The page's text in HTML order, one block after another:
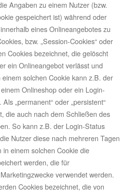
Angaben zu einem Nutzer (bzw.
gespeichert ist) während oder
eines Onlineangebotes zu
bzw. „Session-Cookies“ oder
Cookies bezeichnet, die gelöscht
ein Onlineangebot verlässt und
solchen Cookie kann z.B. der
Onlineshop oder ein Login-
„permanent“ oder „persistent“
die auch nach dem Schließen des
So kann z.B. der Login-Status
Nutzer diese nach mehreren Tagen
einem solchen Cookie die
werden, die für
verwendet werden.
Cookies bezeichnet, die von